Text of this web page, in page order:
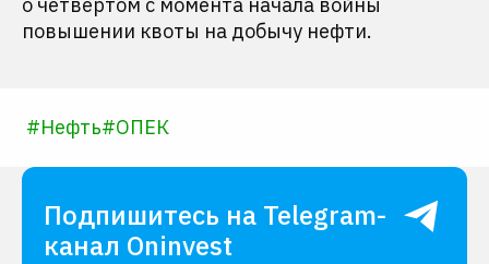
повышении квоты на добычу нефти.
#Нефть#ОПЕК
Подпишитесь на Telegram-
канал Oninvest